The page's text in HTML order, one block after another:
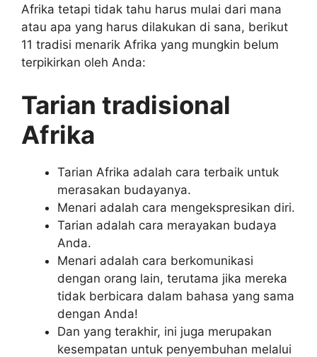
Afrika tetapi tidak tahu harus mulai dari mana
atau apa yang harus dilakukan di sana, berikut
11 tradisi menarik Afrika yang mungkin belum
terpikirkan oleh Anda:
Tarian tradisional
Afrika
Tarian Afrika adalah cara terbaik untuk
merasakan budayanya.
Menari adalah cara mengekspresikan diri.
Tarian adalah cara merayakan budaya
Anda.
Menari adalah cara berkomunikasi
dengan orang lain, terutama jika mereka
tidak berbicara dalam bahasa yang sama
dengan Anda!
Dan yang terakhir, ini juga merupakan
kesempatan untuk penyembuhan melalui